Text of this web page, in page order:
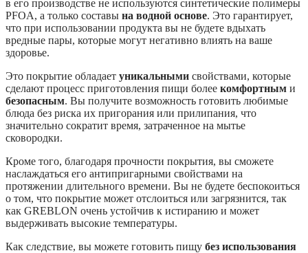
в его производстве не используются синтетические полимеры
PFOA, а только составы на водной основе. Это гарантирует,
что при использовании продукта вы не будете вдыхать
вредные пары, которые могут негативно влиять на ваше
здоровье.
Это покрытие обладает уникальными свойствами, которые
сделают процесс приготовления пищи более комфортным и
безопасным. Вы получите возможность готовить любимые
блюда без риска их пригорания или прилипания, что
значительно сократит время, затраченное на мытье
сковородки.
Кроме того, благодаря прочности покрытия, вы сможете
наслаждаться его антипригарными свойствами на
протяжении длительного времени. Вы не будете беспокоиться
о том, что покрытие может отслоиться или загрязнится, так
как GREBLON очень устойчив к истиранию и может
выдерживать высокие температуры.
Как следствие, вы можете готовить пищу без использования